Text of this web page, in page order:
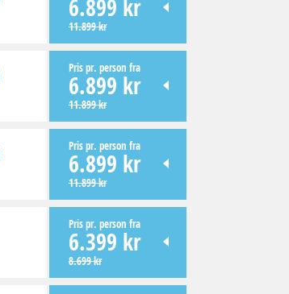
6.899 kr
11.899 kr
Pris pr. person fra
6.899 kr
11.899 kr
Pris pr. person fra
6.899 kr
11.899 kr
Pris pr. person fra
6.399 kr
8.699 kr